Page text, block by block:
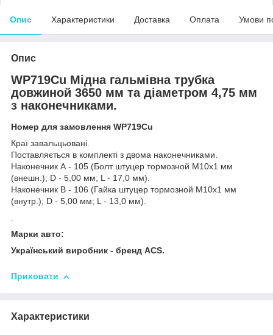
Опис Характеристики Доставка Оплата Умови
Опис
WP719Cu Мідна гальмівна трубка
довжиной 3650 мм та діаметром 4,75 мм
з наконечниками.
Номер для замовлення WP719Cu
Краї завальцьовані.
Поставляється в комплекті з двома наконечниками.
Наконечник А - 105 (Болт штуцер тормозной М10х1 мм
(внешн.); D - 5,00 мм; L - 17,0 мм).
Наконечник В - 106 (Гайка штуцер тормозной М10х1 мм
(внутр.); D - 5,00 мм; L - 13,0 мм).
.
Марки авто:
Український виробник - бренд ACS.
Приховати
Характеристики